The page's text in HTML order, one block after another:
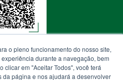
o pleno funcionamento do nosso site,
durante a navegação, bem
clicar em "Aceitar Todos", você terá
página e nos ajudará a desenvolver